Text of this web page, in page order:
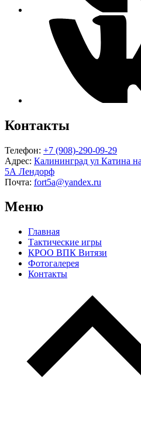
Контакты
Телефон: +7 (908)-290-09-29
Адрес: Калининград ул Катина
5А Лендорф
Почта: fort5a@yandex.ru
Меню
Главная
Тактические игры
КРОО ВПК Витязи
Фотогалерея
Контакты